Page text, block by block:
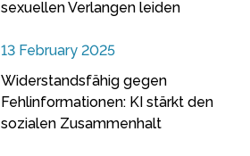
sexuellen Verlangen leiden
13 February 2025
Widerstandsfähig gegen
Fehlinformationen: KI stärkt den
sozialen Zusammenhalt